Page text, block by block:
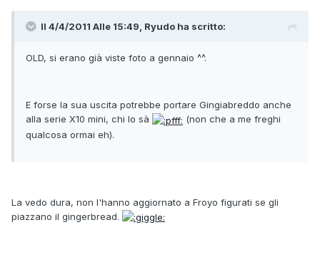
Il 4/4/2011 Alle 15:49, Ryudo ha scritto:
OLD, si erano già viste foto a gennaio ^^.
E forse la sua uscita potrebbe portare Gingiabreddo anche
alla serie X10 mini, chi lo sà
(non che a me freghi
qualcosa ormai eh).
La vedo dura, non l'hanno aggiornato a Froyo figurati se gli
piazzano il gingerbread.